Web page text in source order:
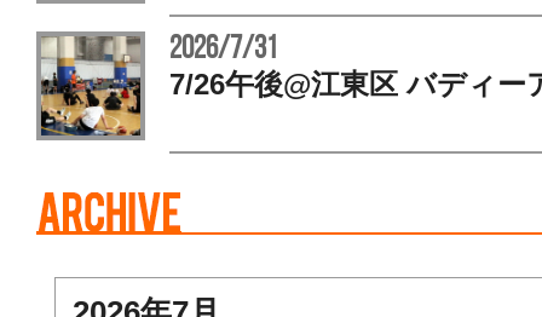
2026/7/31
7/26午後@江東区 バディ